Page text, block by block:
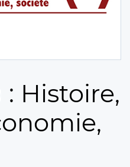
Histoire,